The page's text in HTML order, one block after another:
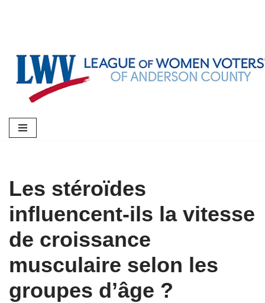
content
Les stéroïdes
influencent-ils la vitesse
de croissance
musculaire selon les
groupes d’âge ?